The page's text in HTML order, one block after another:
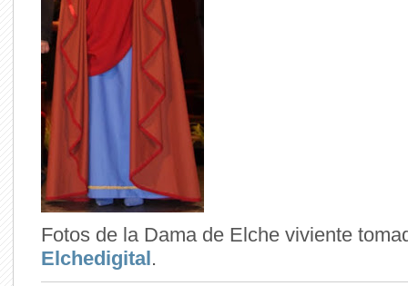
Fotos de la Dama de Elche viviente
Elchedigital .